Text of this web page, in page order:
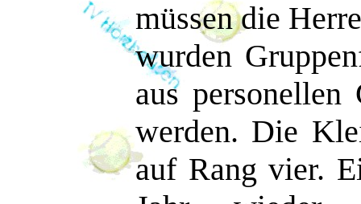
müssen die
wurden
aus personellen
werden. Die
auf Rang vier.